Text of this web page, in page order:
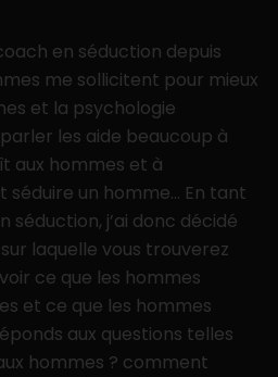
en séduction depuis
me sollicitent pour mieux
et la psychologie
les aide beaucoup à
aux hommes et à
un homme… En tant
séduction, j’ai donc décidé
laquelle vous trouverez
ce que les hommes
et ce que les hommes
aux questions telles
hommes ? comment